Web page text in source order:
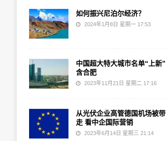
如何振兴尼泊尔经济？
2024年1月8日 星期一 17:53
中国超大特大城市名单“上新”
含合肥
2023年11月21日 星期二 17:16
从光伏企业高管德国机场被带
走 看中企国际营销
2023年6月14日 星期三 21:14